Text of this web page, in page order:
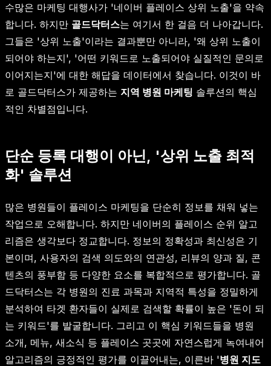
수많은 마케팅 대행사가 '네이버 플레이스 상위 노출'을 약속
합니다. 하지만 골드닥터스는 여기서 한 걸음 더 나아갑니다.
그들은 '상위 노출'이라는 결과뿐만 아니라, '왜 상위 노출이
되어야 하는지', '어떤 키워드로 노출되어야 실질적인 문의로
이어지는지'에 대한 해답을 데이터에서 찾습니다. 이것이 바
로 골드닥터스가 제공하는 지역 병원 마케팅 솔루션의 핵심
적인 차별점입니다.
단순 등록 대행이 아닌, '상위 노출 최적
화' 솔루션
많은 병원들이 플레이스 마케팅을 단순히 정보를 채워 넣는
작업으로 오해합니다. 하지만 네이버의 플레이스 순위 알고
리즘은 생각보다 정교합니다. 정보의 정확성과 최신성은 기
본이며, 사용자의 검색 의도와의 연관성, 리뷰의 양과 질, 콘
텐츠의 풍부함 등 다양한 요소를 복합적으로 평가합니다. 골
드닥터스는 각 병원의 진료 과목과 지역적 특성을 정밀하게
분석하여 타겟 환자들이 실제로 검색할 확률이 높은 '돈이 되
는 키워드'를 발굴합니다. 그리고 이 핵심 키워드들을 병원
소개, 메뉴, 새소식 등 플레이스 곳곳에 자연스럽게 녹여내어
알고리즘의 긍정적인 평가를 이끌어내는, 이른바 '병원 지도